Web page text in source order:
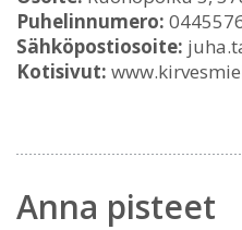
Puhelinnumero:
Sähköpostiosoite:
Kotisivut:
Anna pisteet